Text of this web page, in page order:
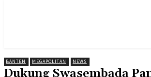
BANTEN MEGAPOLITAN NEWS
Dukung Swasembada